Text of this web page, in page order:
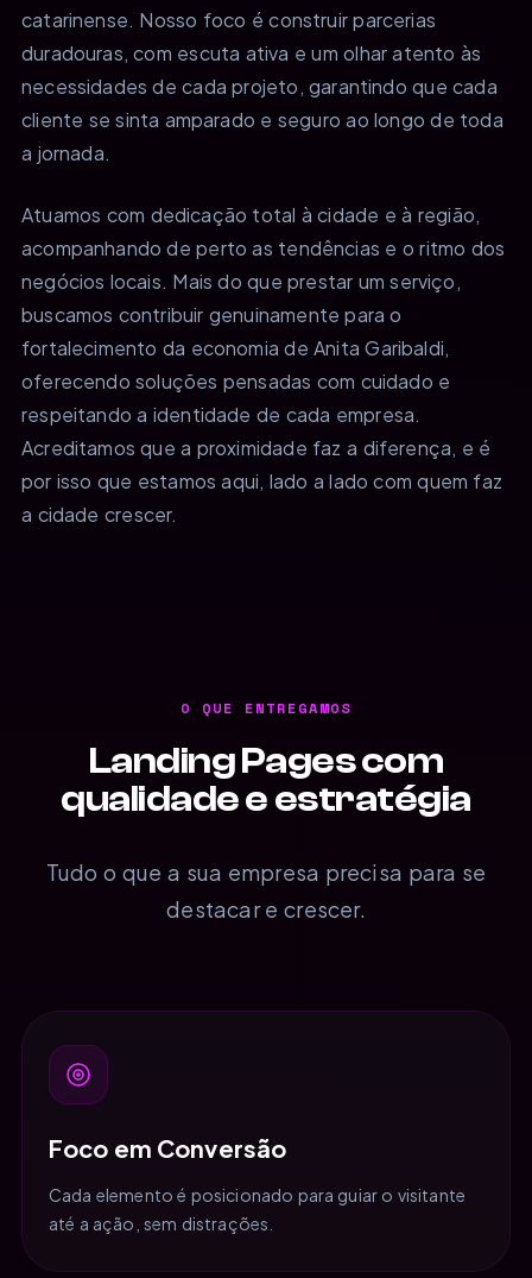
catarinense. Nosso foco é construir parcerias
duradouras, com escuta ativa e um olhar atento às
necessidades de cada projeto, garantindo que cada
cliente se sinta amparado e seguro ao longo de toda
a jornada.
Atuamos com dedicação total à cidade e à região,
acompanhando de perto as tendências e o ritmo dos
negócios locais. Mais do que prestar um serviço,
buscamos contribuir genuinamente para o
fortalecimento da economia de Anita Garibaldi,
oferecendo soluções pensadas com cuidado e
respeitando a identidade de cada empresa.
Acreditamos que a proximidade faz a diferença, e é
por isso que estamos aqui, lado a lado com quem faz
a cidade crescer.
O QUE ENTREGAMOS
Landing Pages com
qualidade e estratégia
Tudo o que a sua empresa precisa para se
destacar e crescer.
Foco em Conversão
Cada elemento é posicionado para guiar o visitante
até a ação, sem distrações.